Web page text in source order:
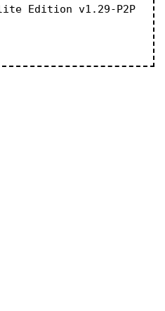
Edition v1.29-P2P